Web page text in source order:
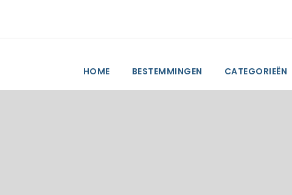
HOME BESTEMMINGEN CATEGORIEËN